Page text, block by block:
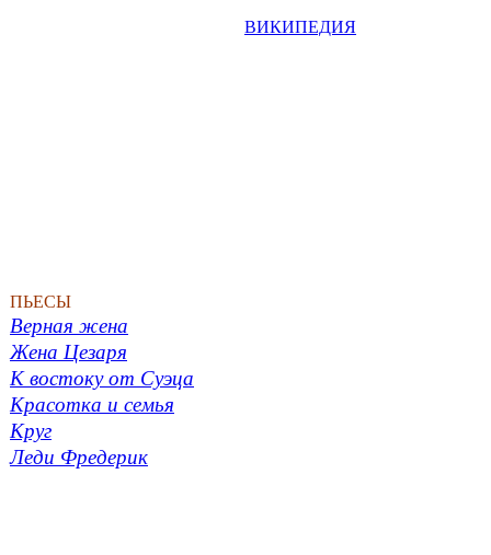
ВИКИПЕДИЯ
ПЬЕСЫ
Верная жена
Жена Цезаря
К востоку от Суэца
Красотка и семья
Круг
Леди Фредерик